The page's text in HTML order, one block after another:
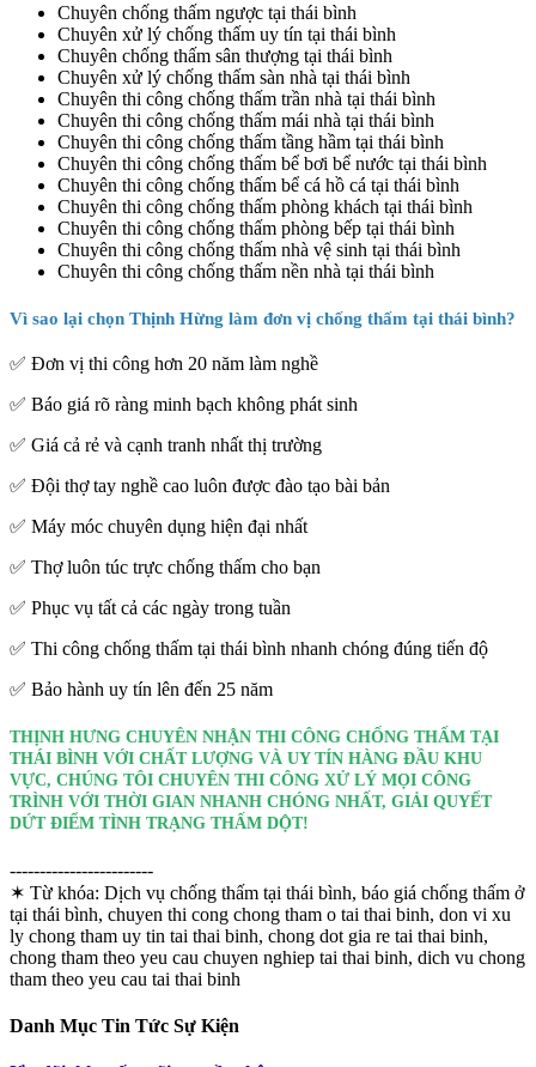
Chuyên chống thấm ngược tại thái bình
Chuyên xử lý chống thấm uy tín tại thái bình
Chuyên chống thấm sân thượng tại thái bình
Chuyên xử lý chống thấm sàn nhà tại thái bình
Chuyên thi công chống thấm trần nhà tại thái bình
Chuyên thi công chống thấm mái nhà tại thái bình
Chuyên thi công chống thấm tầng hầm tại thái bình
Chuyên thi công chống thấm bể bơi bể nước tại thái bình
Chuyên thi công chống thấm bể cá hồ cá tại thái bình
Chuyên thi công chống thấm phòng khách tại thái bình
Chuyên thi công chống thấm phòng bếp tại thái bình
Chuyên thi công chống thấm nhà vệ sinh tại thái bình
Chuyên thi công chống thấm nền nhà tại thái bình
Vì sao lại chọn Thịnh Hừng làm đơn vị chống thấm tại thái bình?
✅ Đơn vị thi công hơn 20 năm làm nghề
✅ Báo giá rõ ràng minh bạch không phát sinh
✅ Giá cả rẻ và cạnh tranh nhất thị trường
✅ Đội thợ tay nghề cao luôn được đào tạo bài bản
✅ Máy móc chuyên dụng hiện đại nhất
✅ Thợ luôn túc trực chống thấm cho bạn
✅ Phục vụ tất cả các ngày trong tuần
✅ Thi công chống thấm tại thái bình nhanh chóng đúng tiến độ
✅ Bảo hành uy tín lên đến 25 năm
THỊNH HƯNG CHUYÊN NHẬN THI CÔNG CHỐNG THẤM TẠI
THÁI BÌNH VỚI CHẤT LƯỢNG VÀ UY TÍN HÀNG ĐẦU KHU
VỰC, CHÚNG TÔI CHUYÊN THI CÔNG XỬ LÝ MỌI CÔNG
TRÌNH VỚI THỜI GIAN NHANH CHÓNG NHẤT, GIẢI QUYẾT
DỨT ĐIỂM TÌNH TRẠNG THẤM DỘT!
------------------------
✶ Từ khóa: Dịch vụ chống thấm tại thái bình, báo giá chống thấm ở
tại thái bình, chuyen thi cong chong tham o tai thai binh, don vi xu
ly chong tham uy tin tai thai binh, chong dot gia re tai thai binh,
chong tham theo yeu cau chuyen nghiep tai thai binh, dich vu chong
tham theo yeu cau tai thai binh
Danh Mục Tin Tức Sự Kiện